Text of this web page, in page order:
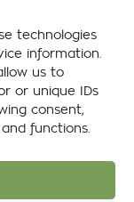
technologies
information.
us to
or unique IDs
consent,
functions.
GoGoNano®
Вс 8–19)